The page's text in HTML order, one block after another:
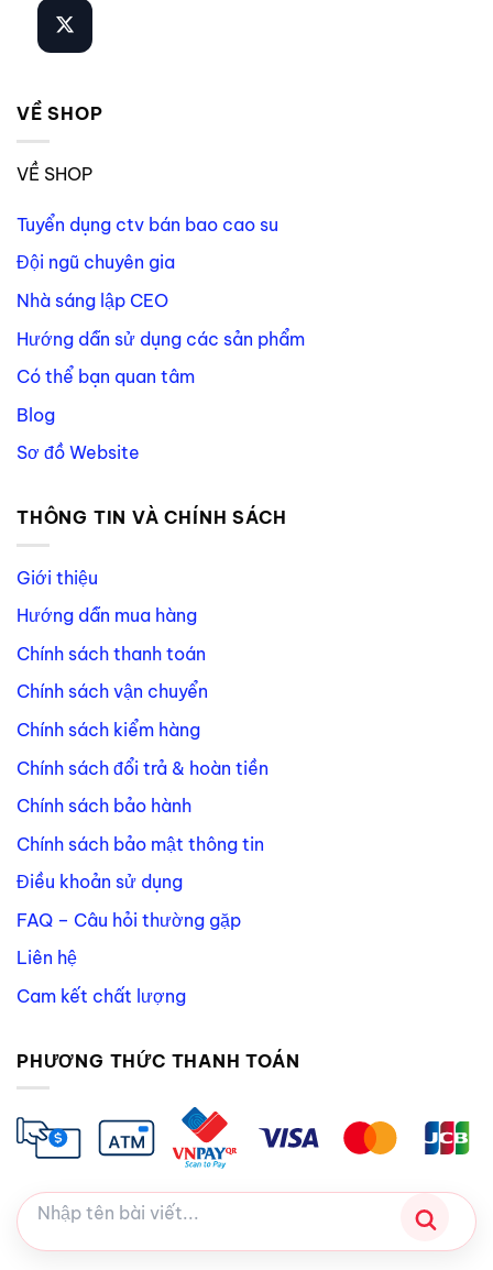
VỀ SHOP
VỀ SHOP
Tuyển dụng ctv bán bao cao su
Đội ngũ chuyên gia
Nhà sáng lập CEO
Hướng dẫn sử dụng các sản phẩm
Có thể bạn quan tâm
Blog
Sơ đồ Website
THÔNG TIN VÀ CHÍNH SÁCH
Giới thiệu
Hướng dẫn mua hàng
Chính sách thanh toán
Chính sách vận chuyển
Chính sách kiểm hàng
Chính sách đổi trả & hoàn tiền
Chính sách bảo hành
Chính sách bảo mật thông tin
Điều khoản sử dụng
FAQ – Câu hỏi thường gặp
Liên hệ
Cam kết chất lượng
PHƯƠNG THỨC THANH TOÁN